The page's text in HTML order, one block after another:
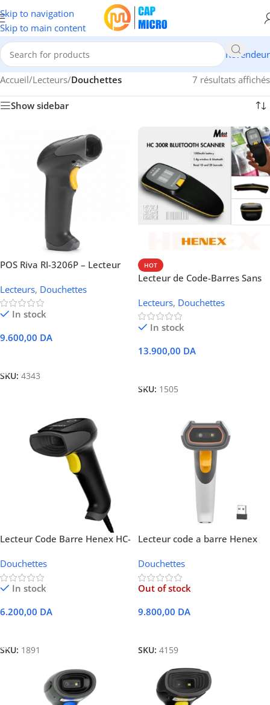
Skip to navigation
Skip to main content
Revendeur
Accueil/Lecteurs/Douchettes 7 résultats affichés
Show sidebar
POS Riva RI-3206P – Lecteur
Lecteurs, Douchettes
In stock
9.600,00 DA
SKU: 4343
HOT
Lecteur de Code-Barres Sans
300R (Bluetooth, Sans Fil 2.4G
& Filaire USB)
Lecteurs, Douchettes
In stock
13.900,00 DA
SKU: 1505
Lecteur Code Barre Henex HC-
Douchettes
In stock
6.200,00 DA
SKU: 1891
Lecteur code a barre Henex
Douchettes
Out of stock
9.800,00 DA
SKU: 4159